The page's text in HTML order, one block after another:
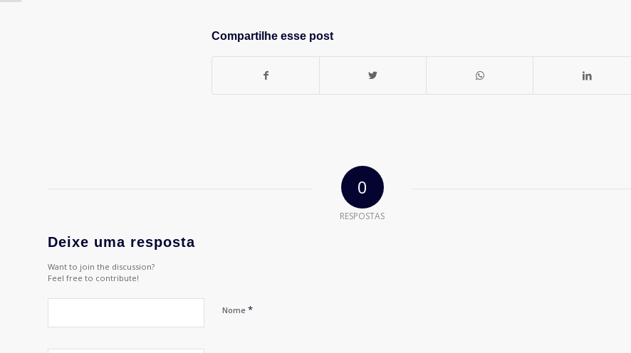
Compartilhe esse post
0
RESPOSTAS
Deixe uma resposta
Want to join the discussion?
Feel free to contribute!
Nome *